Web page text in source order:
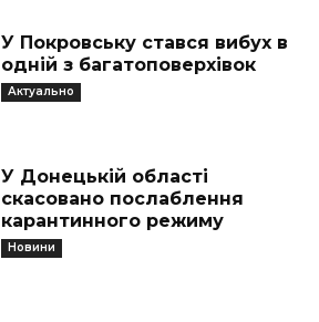
У Покровську стався вибух в
одній з багатоповерхівок
Актуально
У Донецькій області
скасовано послаблення
карантинного режиму
Новини